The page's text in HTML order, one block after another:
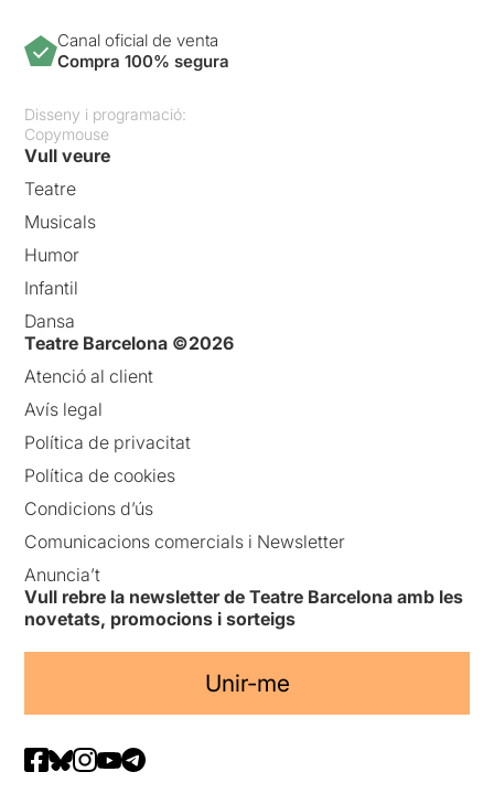
Canal oficial de venta
Compra 100% segura
Disseny i programació:
Copymouse
Vull veure
Teatre
Musicals
Humor
Infantil
Dansa
Teatre Barcelona ©2026
Atenció al client
Avís legal
Política de privacitat
Política de cookies
Condicions d’ús
Comunicacions comercials i Newsletter
Anuncia’t
Vull rebre la newsletter de Teatre Barcelona amb les
novetats, promocions i sorteigs
Unir-me